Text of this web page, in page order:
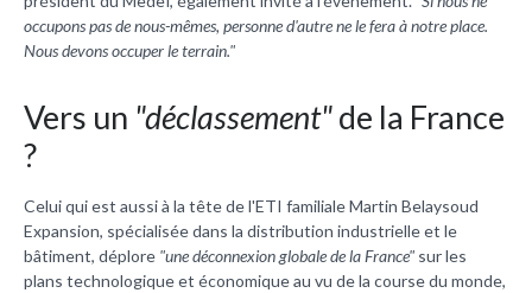
occupons pas de nous-mêmes, personne d'autre ne le fera à notre place.
Nous devons occuper le terrain."
Vers un "déclassement"de la France
?
Celui qui est aussi à la tête de l'ETI familiale Martin Belaysoud
Expansion, spécialisée dans la distribution industrielle et le
bâtiment, déplore "une déconnexion globale de la France" sur les
plans technologique et économique au vu de la course du monde,